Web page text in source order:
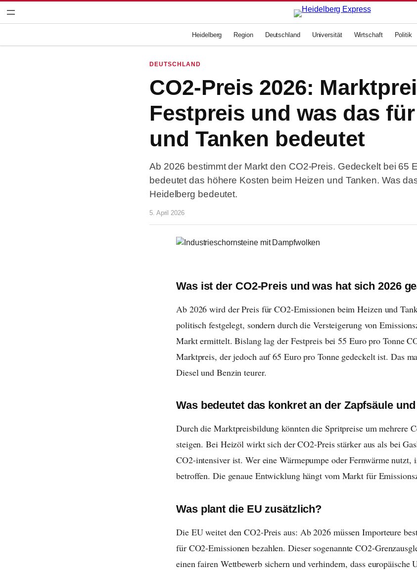
Inhalt
Heidelberg Region Deutschland Universität Wirtschaft Politik
DEUTSCHLAND
CO2-Preis 2026:
Festpreis und was das
und Tanken bedeutet
Ab 2026 bestimmt der Markt den CO2-Preis. Gedeckelt bei 65
bedeutet das höhere Kosten beim Heizen und Tanken. Was
Heidelberg bedeutet.
5. April 2026
Was ist der CO2-Preis und was hat sich 2026
Ab 2026 wird der Preis für CO2-Emissionen beim Heizen und
politisch festgelegt, sondern durch die Versteigerung von
Markt ermittelt. Bislang lag der Festpreis bei 55 Euro pro Tonne
Marktpreis, der jedoch auf 65 Euro pro Tonne gedeckelt ist. Das
Diesel und Benzin teurer.
Was bedeutet das konkret an der Zapfsäule
Durch die Marktpreisbildung könnten die Spritpreise um mehrere
steigen. Bei Heizöl wirkt sich der CO2-Preis stärker aus als bei
CO2-intensiver ist. Wer eine Wärmepumpe oder Fernwärme nutzt,
betroffen. Die genaue Entwicklung hängt vom Markt für
Was plant die EU zusätzlich?
Die EU weitet den CO2-Preis aus: Ab 2026 müssen Importeure
für CO2-Emissionen bezahlen. Dieser sogenannte CO2-
einen fairen Wettbewerb sichern und verhindern, dass europäische